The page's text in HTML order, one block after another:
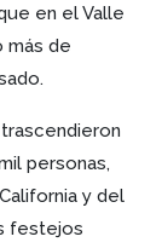
en el Valle
más de
personas,
y del
festejos